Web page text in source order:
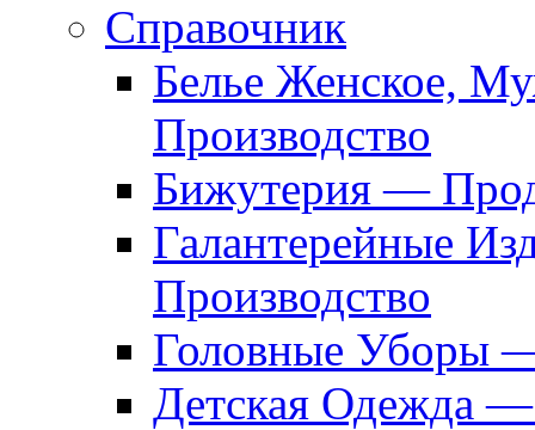
Справочник
Белье Женское,
Производство
Бижутерия —
Галантерейные
Производство
Головные Уборы
Детская Одежда